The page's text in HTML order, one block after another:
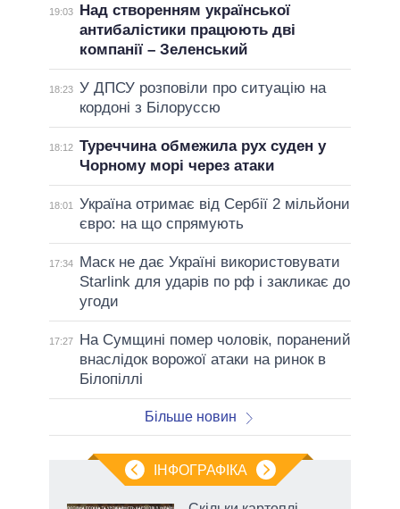
19:03
Над створенням української
антибалістики працюють дві
компанії – Зеленський
18:23 У ДПСУ розповіли про ситуацію на
кордоні з Білоруссю
18:12 Туреччина обмежила рух суден у
Чорному морі через атаки
18:01
Україна отримає від Сербії 2 мільйони
євро: на що спрямують
17:34
Маск не дає Україні використовувати
Starlink для ударів по рф і закликає до
угоди
17:27
На Сумщині помер чоловік, поранений
внаслідок ворожої атаки на ринок в
Білопіллі
Більше новин
ІНФОГРАФІКА